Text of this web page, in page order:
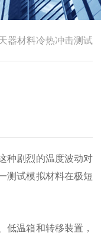
器材料冷热冲击测试
种剧烈的温度波动对
测试模拟材料在极短
低温箱和转移装置，